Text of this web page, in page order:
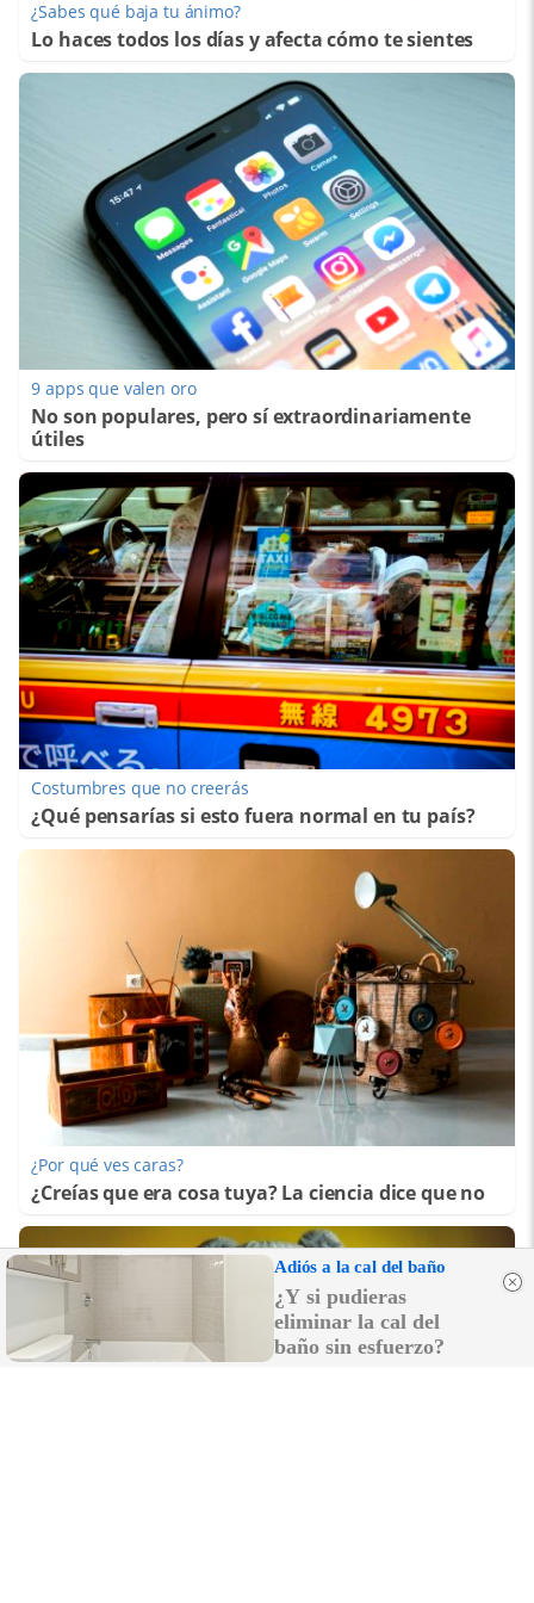
¿Sabes qué baja tu ánimo?
Lo haces todos los días y afecta cómo te sientes
9 apps que valen oro
No son populares, pero sí extraordinariamente
útiles
Costumbres que no creerás
¿Qué pensarías si esto fuera normal en tu país?
¿Por qué ves caras?
¿Creías que era cosa tuya? La ciencia dice que no
Adiós a la cal del baño
¿Y si pudieras
eliminar la cal del
baño sin esfuerzo?